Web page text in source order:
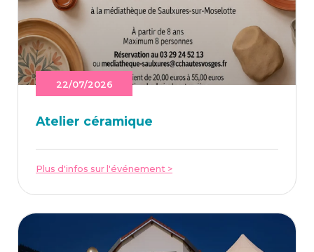
22/07/2026
Ate­lier céramique
Plus d'infos sur l'événement >